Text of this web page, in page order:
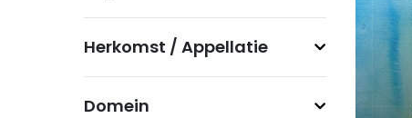
Herkomst / Appellatie
Domein